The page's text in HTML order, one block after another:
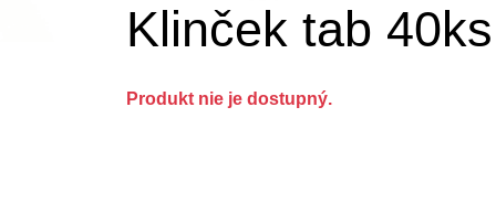
Klinček tab 40ks
Produkt nie je dostupný.